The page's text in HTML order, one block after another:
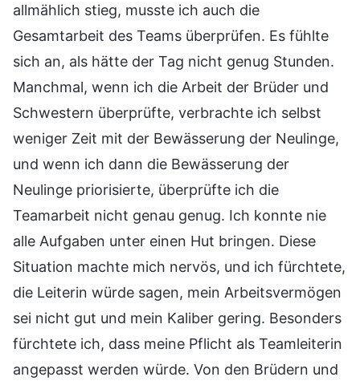
allmählich stieg, musste ich auch die
Gesamtarbeit des Teams überprüfen. Es fühlte
sich an, als hätte der Tag nicht genug Stunden.
Manchmal, wenn ich die Arbeit der Brüder und
Schwestern überprüfte, verbrachte ich selbst
weniger Zeit mit der Bewässerung der Neulinge,
und wenn ich dann die Bewässerung der
Neulinge priorisierte, überprüfte ich die
Teamarbeit nicht genau genug. Ich konnte nie
alle Aufgaben unter einen Hut bringen. Diese
Situation machte mich nervös, und ich fürchtete,
die Leiterin würde sagen, mein Arbeitsvermögen
sei nicht gut und mein Kaliber gering. Besonders
fürchtete ich, dass meine Pflicht als Teamleiterin
angepasst werden würde. Von den Brüdern und